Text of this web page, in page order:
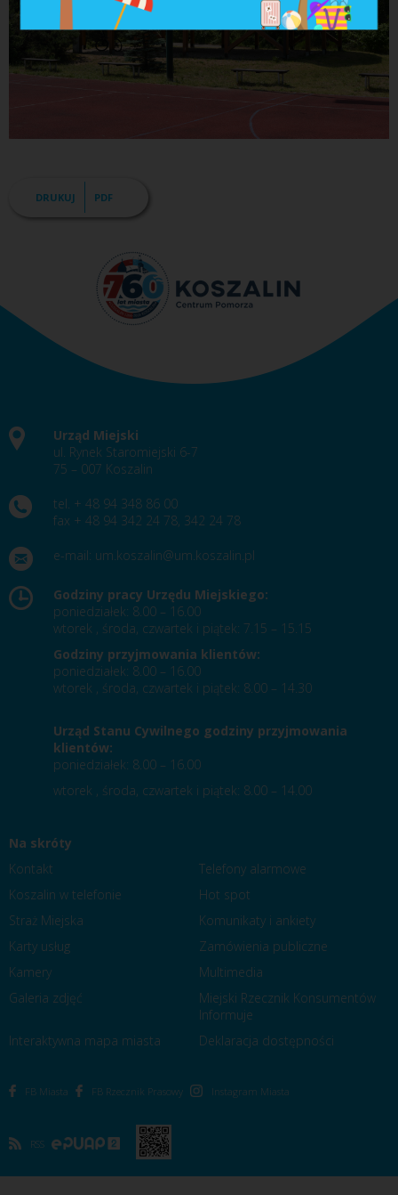
DRUKUJ PDF
Urząd Miejski
ul. Rynek Staromiejski 6-7
75 – 007 Koszalin
tel. + 48 94 348 86 00
fax + 48 94 342 24 78, 342 24 78
e-mail: um.koszalin@um.koszalin.pl
Godziny pracy Urzędu Miejskiego:
poniedziałek: 8.00 – 16.00
wtorek , środa, czwartek i piątek: 7.15 – 15.15
Godziny przyjmowania klientów:
poniedziałek: 8.00 – 16.00
wtorek , środa, czwartek i piątek: 8.00 – 14.30
Urząd Stanu Cywilnego godziny przyjmowania
klientów:
poniedziałek: 8.00 – 16.00
wtorek , środa, czwartek i piątek: 8.00 – 14.00
Na skróty
Kontakt
Telefony alarmowe
Koszalin w telefonie
Hot spot
Straż Miejska
Komunikaty i ankiety
Karty usług
Zamówienia publiczne
Kamery
Multimedia
Galeria zdjęć
Miejski Rzecznik Konsumentów
Informuje
Interaktywna mapa miasta
Deklaracja dostępności
FB Miasta FB Rzecznik Prasowy Instagram Miasta
RSS